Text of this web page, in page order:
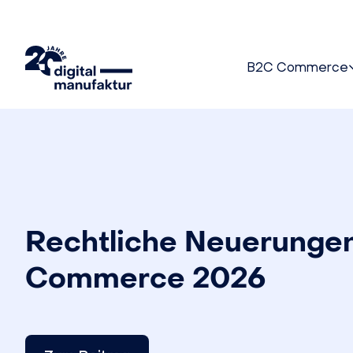
B2C Commerce
Rechtliche
Commerce 2026